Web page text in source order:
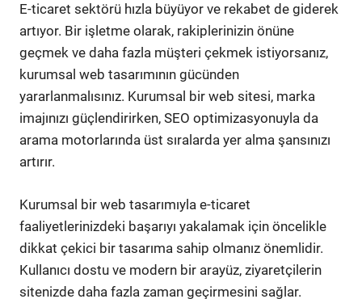
E-ticaret sektörü hızla büyüyor ve rekabet de giderek
artıyor. Bir işletme olarak, rakiplerinizin önüne
geçmek ve daha fazla müşteri çekmek istiyorsanız,
kurumsal web tasarımının gücünden
yararlanmalısınız. Kurumsal bir web sitesi, marka
imajınızı güçlendirirken, SEO optimizasyonuyla da
arama motorlarında üst sıralarda yer alma şansınızı
artırır.
Kurumsal bir web tasarımıyla e-ticaret
faaliyetlerinizdeki başarıyı yakalamak için öncelikle
dikkat çekici bir tasarıma sahip olmanız önemlidir.
Kullanıcı dostu ve modern bir arayüz, ziyaretçilerin
sitenizde daha fazla zaman geçirmesini sağlar.